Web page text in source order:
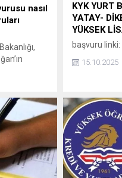
nasıl
sosyal
240 aya
KYK YURT
YATAY-
YÜKSEK
başvuru
15.10.2025